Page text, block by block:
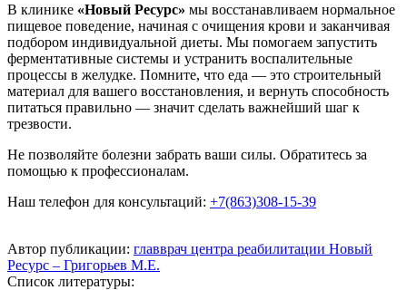
В клинике «Новый Ресурс» мы восстанавливаем нормальное
пищевое поведение, начиная с очищения крови и заканчивая
подбором индивидуальной диеты. Мы помогаем запустить
ферментативные системы и устранить воспалительные
процессы в желудке. Помните, что еда — это строительный
материал для вашего восстановления, и вернуть способность
питаться правильно — значит сделать важнейший шаг к
трезвости.
Не позволяйте болезни забрать ваши силы. Обратитесь за
помощью к профессионалам.
Наш телефон для консультаций: +7(863)308-15-39
Автор публикации: главврач центра реабилитации Новый
Ресурс – Григорьев М.Е.
Список литературы: